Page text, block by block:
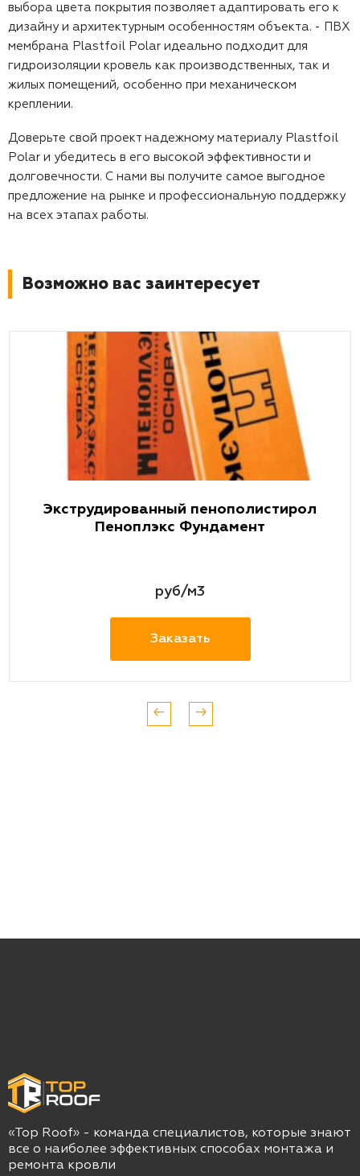
выбора цвета покрытия позволяет адаптировать его к
дизайну и архитектурным особенностям объекта. - ПВХ
мембрана Plastfoil Polar идеально подходит для
гидроизоляции кровель как производственных, так и
жилых помещений, особенно при механическом
креплении.
Доверьте свой проект надежному материалу Plastfoil
Polar и убедитесь в его высокой эффективности и
долговечности. С нами вы получите самое выгодное
предложение на рынке и профессиональную поддержку
на всех этапах работы.
Возможно вас заинтересует
←
Экструдированный пенополистирол
Пеноплэкс Фундамент
руб/м3
Заказать
→
«Top Roof» - команда специалистов, которые знают
все о наиболее эффективных способах монтажа и
ремонта кровли